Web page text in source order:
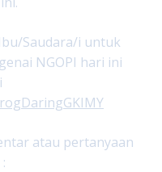
Saudara/i untuk
NGOPI hari ini
atau pertanyaan